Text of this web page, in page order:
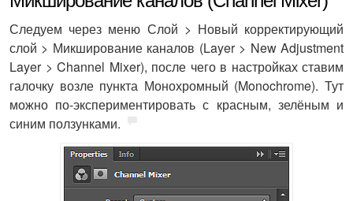
Следуем через меню Слой > Новый корректирующий
слой > Микширование каналов (Layer > New Adjustment
Layer > Channel Mixer), после чего в настройках ставим
галочку возле пункта Монохромный (Monochrome). Тут
можно по-экспериментировать с красным, зелёным и
синим ползунками.